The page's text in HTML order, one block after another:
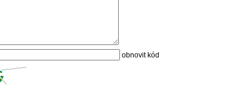
obnovit kód